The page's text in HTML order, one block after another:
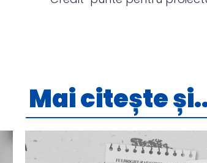
Mai citește